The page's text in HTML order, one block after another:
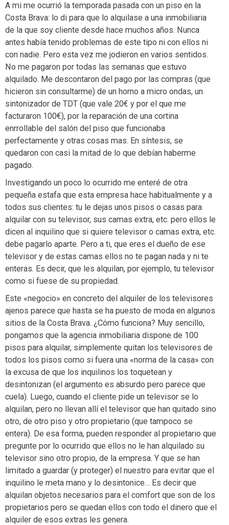
A mi me ocurrió la temporada pasada con un piso en la
Costa Brava: lo di para que lo alquilase a una inmobiliaria
de la que soy cliente desde hace muchos años. Nunca
antes había tenido problemas de este tipo ni con ellos ni
con nadie. Pero esta vez me jodieron en varios sentidos.
No me pagaron por todas las semanas que estuvo
alquilado. Me descontaron del pago por las compras (que
hicieron sin consultarme) de un horno a micro ondas, un
sintonizador de TDT (que vale 20€ y por el que me
facturaron 100€), por la reparación de una cortina
enrrollable del salón del piso que funcionaba
perfectamente y otras cosas mas. En síntesis, se
quedaron con casi la mitad de lo que debían haberme
pagado.
Investigando un poco lo ocurrido me enteré de otra
pequeña estafa que esta empresa hace habitualmente y a
todos sus clientes: tu le dejas unos pisos o casas para
alquilar con su televisor, sus camas extra, etc. pero ellos le
dicen al inquilino que si quiere televisor o camas extra, etc.
debe pagarlo aparte. Pero a ti, que eres el dueño de ese
televisor y de estas camas ellos no te pagan nada y ni te
enteras. Es decir, que les alquilan, por ejemplo, tu televisor
como si fuese de su propiedad.
Este «negocio» en concreto del alquiler de los televisores
ajenos parece que hasta se ha puesto de moda en algunos
sitios de la Costa Brava. ¿Cómo funciona? Muy sencillo,
pongamos que la agencia inmobiliaria dispone de 100
pisos para alquilar, simplemente quitan los televisores de
todos los pisos como si fuera una «norma de la casa» con
la excusa de que los inquilinos los toquetean y
desintonizan (el argumento es absurdo pero parece que
cuela). Luego, cuando el cliente pide un televisor se lo
alquilan, pero no llevan allí el televisor que han quitado sino
otro, de otro piso y otro propietario (que tampoco se
entera). De esa forma, pueden responder al propietario que
pregunte por lo ocurrido que ellos no le han alquilado su
televisor sino otro propio, de la empresa. Y que se han
limitado a guardar (y proteger) el nuestro para evitar que el
inquilino le meta mano y lo desintonice… Es decir que
alquilan objetos necesarios para el comfort que son de los
propietarios pero se quedan ellos con todo el dinero que el
alquiler de esos extras les genera.